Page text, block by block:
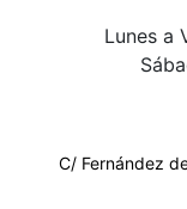
Lunes a
C/ Fernández